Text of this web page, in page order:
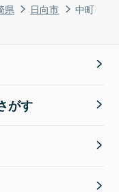
県 日向市 中町
がす